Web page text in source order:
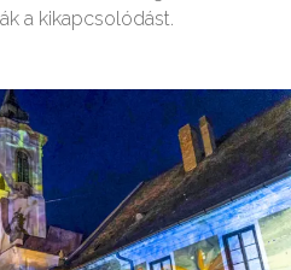
a kikapcsolódást.